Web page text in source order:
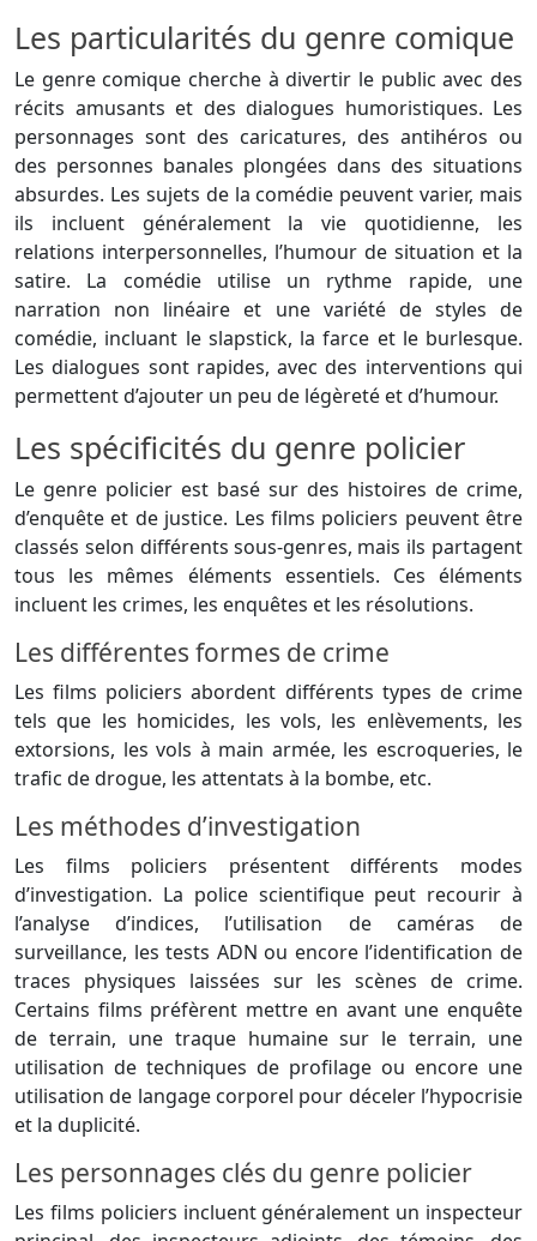
Les particularités du genre comique
Le genre comique cherche à divertir le public avec des
récits amusants et des dialogues humoristiques. Les
personnages sont des caricatures, des antihéros ou
des personnes banales plongées dans des situations
absurdes. Les sujets de la comédie peuvent varier, mais
ils incluent généralement la vie quotidienne, les
relations interpersonnelles, l’humour de situation et la
satire. La comédie utilise un rythme rapide, une
narration non linéaire et une variété de styles de
comédie, incluant le slapstick, la farce et le burlesque.
Les dialogues sont rapides, avec des interventions qui
permettent d’ajouter un peu de légèreté et d’humour.
Les spécificités du genre policier
Le genre policier est basé sur des histoires de crime,
d’enquête et de justice. Les films policiers peuvent être
classés selon différents sous-genres, mais ils partagent
tous les mêmes éléments essentiels. Ces éléments
incluent les crimes, les enquêtes et les résolutions.
Les différentes formes de crime
Les films policiers abordent différents types de crime
tels que les homicides, les vols, les enlèvements, les
extorsions, les vols à main armée, les escroqueries, le
trafic de drogue, les attentats à la bombe, etc.
Les méthodes d’investigation
Les films policiers présentent différents modes
d’investigation. La police scientifique peut recourir à
l’analyse d’indices, l’utilisation de caméras de
surveillance, les tests ADN ou encore l’identification de
traces physiques laissées sur les scènes de crime.
Certains films préfèrent mettre en avant une enquête
de terrain, une traque humaine sur le terrain, une
utilisation de techniques de profilage ou encore une
utilisation de langage corporel pour déceler l’hypocrisie
et la duplicité.
Les personnages clés du genre policier
Les films policiers incluent généralement un inspecteur